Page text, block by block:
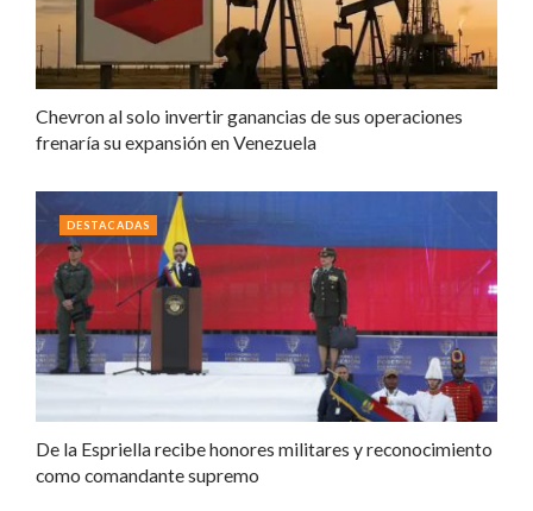
Chevron al solo invertir ganancias de sus operaciones
frenaría su expansión en Venezuela
De la Espriella recibe honores militares y reconocimiento
como comandante supremo
DESTACADAS